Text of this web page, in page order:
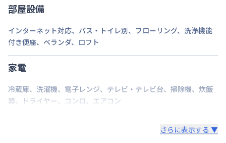
駐車場
次回更新日
情報更新日より14日以内
情報更新日 2026年7月27日
部屋設備
インターネット対応、 バス・トイレ別、 フローリング、 洗浄機能
付き便座、 ベランダ、 ロフト
家電
冷蔵庫、 洗濯機、 電子レンジ、 テレビ・テレビ台、 掃除機、 炊飯
器、 ドライヤー、 コンロ、 エアコン
さらに表示する ▼